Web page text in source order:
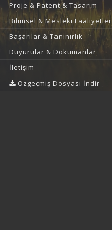
Proje & Patent & Tasarım
Bilimsel & Mesleki Faaliyetler
Başarılar & Tanınırlık
Duyurular & Dokümanlar
İletişim
Özgeçmiş Dosyası İndir